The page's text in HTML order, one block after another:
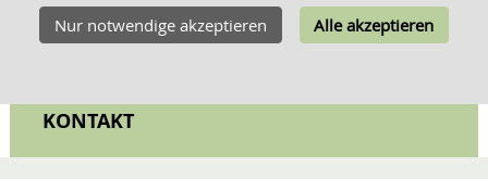
WISSEN
KONTAKT
Nur notwendige akzeptieren Alle akzeptieren